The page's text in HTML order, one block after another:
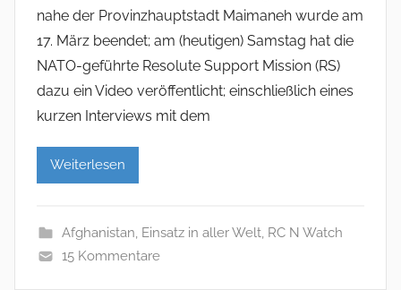
nahe der Provinzhauptstadt Maimaneh wurde am
17. März beendet; am (heutigen) Samstag hat die
NATO-geführte Resolute Support Mission (RS)
dazu ein Video veröffentlicht; einschließlich eines
kurzen Interviews mit dem
Weiterlesen
Afghanistan Einsatz in aller Welt, RC N Watch
15 Kommentare